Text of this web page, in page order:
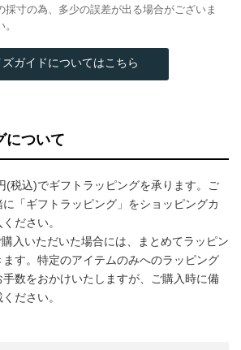
採寸の為、多少の誤差が出る場合がございま
ガイドについてはこちら
について
(税込)でギフトラッピングを承ります。ご
「ギフトラッピング」をショッピングカ
ださい。
入いただいた場合には、まとめてラッピン
す。特定のアイテムのみへのラッピング
数をおかけいたしますが、ご購入時に備
ださい。